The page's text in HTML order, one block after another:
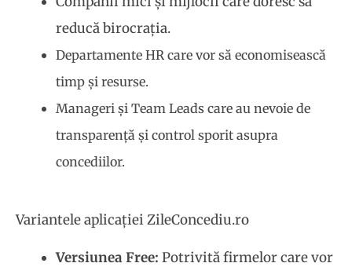
reducă birocrația.
Departamente HR care vor să economisească
timp și resurse.
Manageri și Team Leads care au nevoie de
transparență și control sporit asupra
concediilor.
Variantele aplicației ZileConcediu.ro
Versiunea Free: Potrivită firmelor care vor